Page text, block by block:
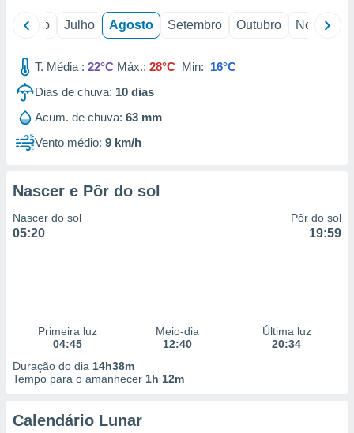
Junho Julho Agosto Setembro Outubro Novembro
T. Média : 22°C Máx.: 28°C Min: 16°C
Dias de chuva: 10 dias
Acum. de chuva: 63 mm
Vento médio: 9 km/h
Nascer e Pôr do sol
Nascer do sol
05:20
Pôr do sol
19:59
Primeira luz
04:45
Meio-dia
12:40
Última luz
20:34
Duração do dia 14h38m
Tempo para o amanhecer 1h 12m
Calendário Lunar